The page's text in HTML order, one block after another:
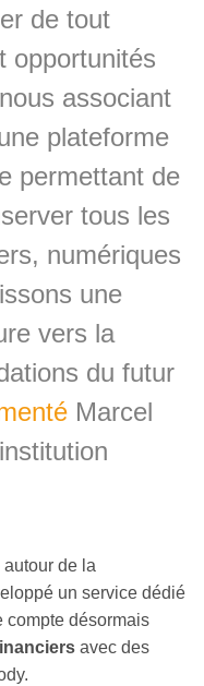
de tout
opportunités
associant
plateforme
permettant de
tous les
numériques
une
vers la
du futur
Marcel
de la
un service dédié
compte désormais
avec des